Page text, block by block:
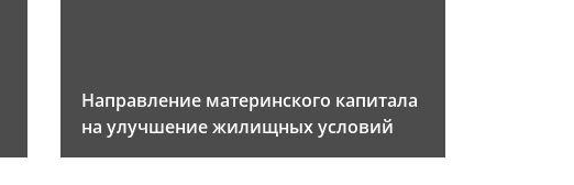
Направление материнского капитала
на улучшение жилищных условий